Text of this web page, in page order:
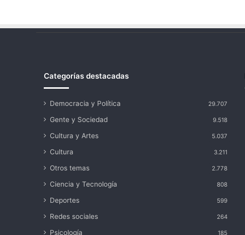
Categorías destacadas
Democracia y Política 29.707
Gente y Sociedad 9.518
Cultura y Artes 5.037
Cultura 3.211
Otros temas 2.778
Ciencia y Tecnología 808
Deportes 599
Redes sociales 264
Psicología 185